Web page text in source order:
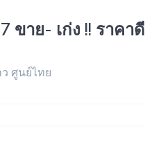
ขาย- เก่ง !! ราคาดี
ว ศูนย์ไทย